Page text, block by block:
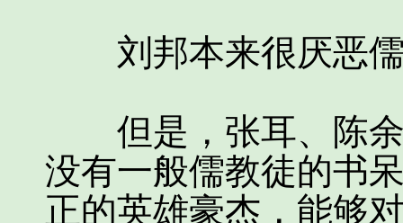
刘邦本来很厌恶儒
但是，张耳、陈余
没有一般儒教徒的书
正的英雄豪杰，能够